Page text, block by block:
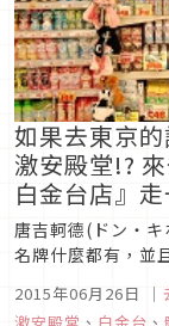
如果去東京
激安殿堂!?
白金台店』
唐吉軻德(ドン・
名牌什麼都有，並
店」,並且結合了以
2015年06月26日 ｜